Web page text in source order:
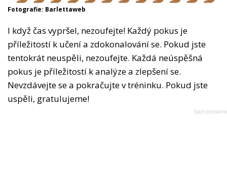
Fotografie: Barlettaweb
I když čas vypršel, nezoufejte! Každý pokus je
příležitostí k učení a zdokonalování se. Pokud jste
tentokrát neuspěli, nezoufejte. Každá neúspěšná
pokus je příležitostí k analýze a zlepšení se.
Nevzdávejte se a pokračujte v tréninku. Pokud jste
uspěli, gratulujeme!